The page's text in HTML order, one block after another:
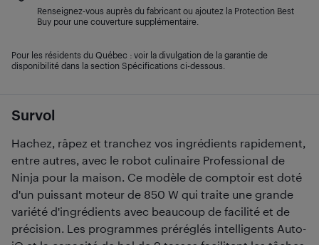
Survol
Hachez, râpez et tranchez vos ingrédients rapidement,
entre autres, avec le robot culinaire Professional de
Ninja pour la maison. Ce modèle de comptoir est doté
d'un puissant moteur de 850 W qui traite une grande
variété d'ingrédients avec beaucoup de facilité et de
précision. Les programmes préréglés intelligents Auto-
Renseignez-vous auprès du fabricant ou ajoutez la Protection Best
Buy pour une couverture supplémentaire.
Pour les résidents du Québec : voir la divulgation de la garantie de
disponibilité dans la section Spécifications ci-dessous.